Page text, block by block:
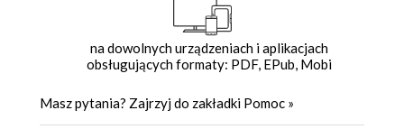
na dowolnych urządzeniach i aplikacjach
obsługujących formaty: PDF, EPub, Mobi
Masz pytania? Zajrzyj do zakładki Pomoc »